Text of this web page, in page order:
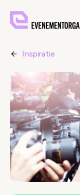
Inspiratie